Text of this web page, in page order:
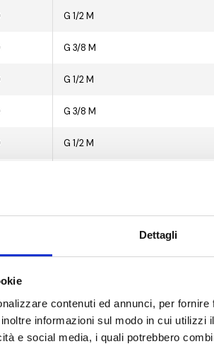
Dettagli
contenuti ed annunci, per
informazioni sul modo in cui
e social media, i quali potrebbero
G 1/2 M
G 3/8 M
G 1/2 M
G 3/8 M
G 1/2 M
G 3/8 M
G 1/2 M